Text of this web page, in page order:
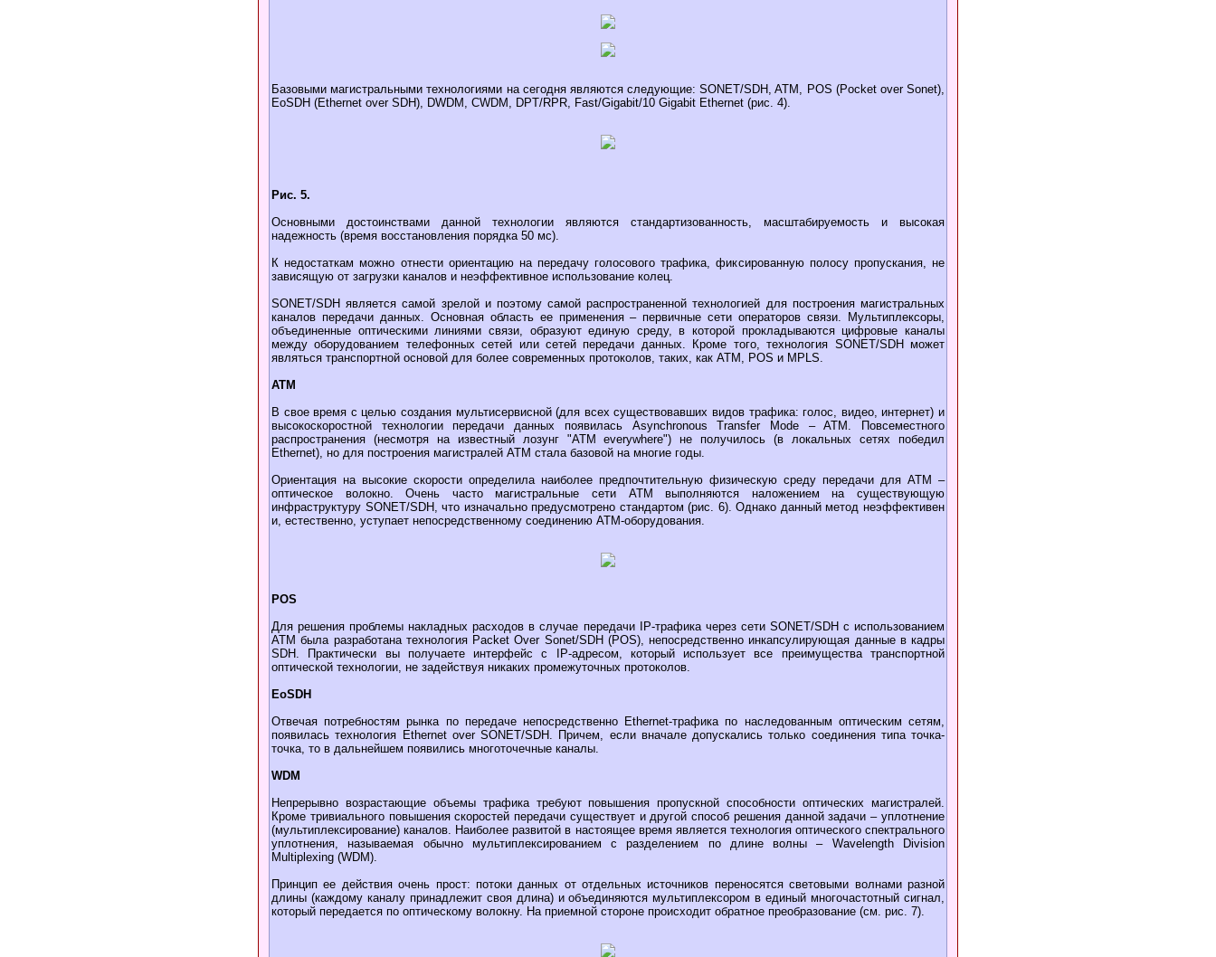
Базовыми магистральными технологиями на сегодня являются следующие: SONET/SDH, ATM, POS (Pocket over Sonet),
EoSDH (Ethernet over SDH), DWDM, CWDM, DPT/RPR, Fast/Gigabit/10 Gigabit Ethernet (рис. 4).
Рис. 5.
Основными достоинствами данной технологии являются стандартизованность, масштабируемость и высокая
надежность (время восстановления порядка 50 мс).
К недостаткам можно отнести ориентацию на передачу голосового трафика, фиксированную полосу пропускания, не
зависящую от загрузки каналов и неэффективное использование колец.
SONET/SDH является самой зрелой и поэтому самой распространенной технологией для построения магистральных
каналов передачи данных. Основная область ее применения – первичные сети операторов связи. Мультиплексоры,
объединенные оптическими линиями связи, образуют единую среду, в которой прокладываются цифровые каналы
между оборудованием телефонных сетей или сетей передачи данных. Кроме того, технология SONET/SDH может
являться транспортной основой для более современных протоколов, таких, как ATM, POS и MPLS.
ATM
В свое время с целью создания мультисервисной (для всех существовавших видов трафика: голос, видео, интернет) и
высокоскоростной технологии передачи данных появилась Asynchronous Transfer Mode – ATM. Повсеместного
распространения (несмотря на известный лозунг "ATM everywhere") не получилось (в локальных сетях победил
Ethernet), но для построения магистралей ATM стала базовой на многие годы.
Ориентация на высокие скорости определила наиболее предпочтительную физическую среду передачи для ATM –
оптическое волокно. Очень часто магистральные сети ATM выполняются наложением на существующую
инфраструктуру SONET/SDH, что изначально предусмотрено стандартом (рис. 6). Однако данный метод неэффективен
и, естественно, уступает непосредственному соединению ATM-оборудования.
POS
Для решения проблемы накладных расходов в случае передачи IP-трафика через сети SONET/SDH с использованием
ATM была разработана технология Packet Over Sonet/SDH (POS), непосредственно инкапсулирующая данные в кадры
SDH. Практически вы получаете интерфейс с IP-адресом, который использует все преимущества транспортной
оптической технологии, не задействуя никаких промежуточных протоколов.
EoSDH
Отвечая потребностям рынка по передаче непосредственно Ethernet-трафика по наследованным оптическим сетям,
появилась технология Ethernet over SONET/SDH. Причем, если вначале допускались только соединения типа точка-
точка, то в дальнейшем появились многоточечные каналы.
WDM
Непрерывно возрастающие объемы трафика требуют повышения пропускной способности оптических магистралей.
Кроме тривиального повышения скоростей передачи существует и другой способ решения данной задачи – уплотнение
(мультиплексирование) каналов. Наиболее развитой в настоящее время является технология оптического спектрального
уплотнения, называемая обычно мультиплексированием с разделением по длине волны – Wavelength Division
Multiplexing (WDM).
Принцип ее действия очень прост: потоки данных от отдельных источников переносятся световыми волнами разной
длины (каждому каналу принадлежит своя длина) и объединяются мультиплексором в единый многочастотный сигнал,
который передается по оптическому волокну. На приемной стороне происходит обратное преобразование (см. рис. 7).